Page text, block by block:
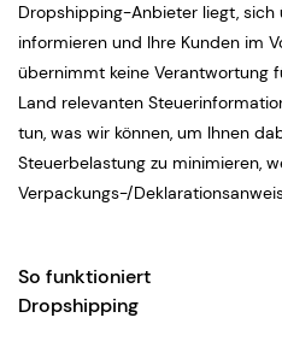
Dropshipping-Anbieter liegt, sich
informieren und Ihre Kunden im
übernimmt keine Verantwortung
Land relevanten
tun, was wir können, um Ihnen
Steuerbelastung zu minimieren,
Verpackungs-/
So funktioniert
Dropshipping